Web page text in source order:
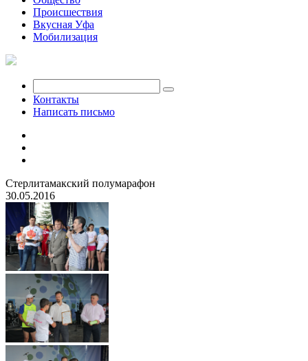
Происшествия
Вкусная Уфа
Мобилизация
Контакты
Написать письмо
Стерлитамакский полумарафон
30.05.2016